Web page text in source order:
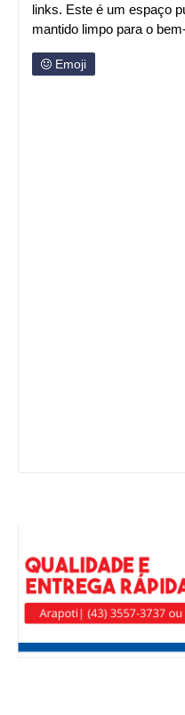
links. Este é um espaço
mantido limpo para o
Emoji